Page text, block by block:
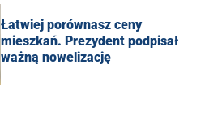
Łatwiej porównasz ceny
mieszkań. Prezydent podpisał
ważną nowelizację